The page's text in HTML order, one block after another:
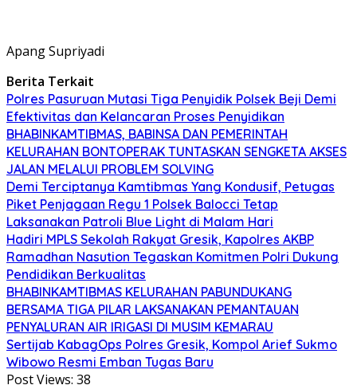
Apang Supriyadi
Berita Terkait
Polres Pasuruan Mutasi Tiga Penyidik Polsek Beji Demi
Efektivitas dan Kelancaran Proses Penyidikan
BHABINKAMTIBMAS, BABINSA DAN PEMERINTAH
KELURAHAN BONTOPERAK TUNTASKAN SENGKETA AKSES
JALAN MELALUI PROBLEM SOLVING
Demi Terciptanya Kamtibmas Yang Kondusif, Petugas
Piket Penjagaan Regu 1 Polsek Balocci Tetap
Laksanakan Patroli Blue Light di Malam Hari
Hadiri MPLS Sekolah Rakyat Gresik, Kapolres AKBP
Ramadhan Nasution Tegaskan Komitmen Polri Dukung
Pendidikan Berkualitas
BHABINKAMTIBMAS KELURAHAN PABUNDUKANG
BERSAMA TIGA PILAR LAKSANAKAN PEMANTAUAN
PENYALURAN AIR IRIGASI DI MUSIM KEMARAU
Sertijab KabagOps Polres Gresik, Kompol Arief Sukmo
Wibowo Resmi Emban Tugas Baru
Post Views: 38